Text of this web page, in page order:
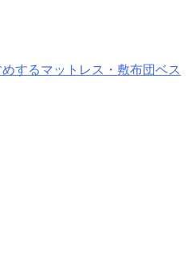
するマットレス・敷布団ベス